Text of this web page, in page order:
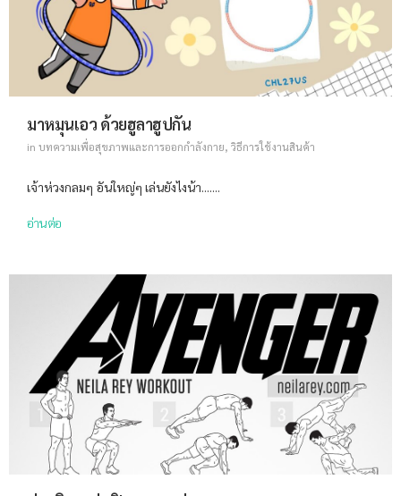
มาหมุนเอว ด้วยฮูลาฮูปกัน
in บทความเพื่อสุขภาพและการออกกำลังกาย, วิธีการใช้งานสินค้า
เจ้าห่วงกลมๆ อันใหญ่ๆ เล่นยังไงน้า.......
อ่านต่อ